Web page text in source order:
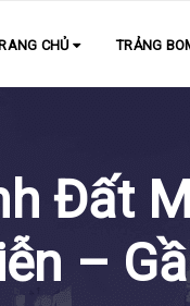
CHỦ TRẢNG
Đất
–